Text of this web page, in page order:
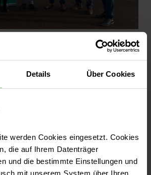
Details Über Cookies
werden Cookies eingesetzt. Cookies
die auf Ihrem Datenträger
und die bestimmte Einstellungen und
mit unserem System über Ihren
Reem Alabali
Helios Kliniken
regionale
Reem Alabali Radovan,
für wirtschaftliche
und Entwicklung, hat am